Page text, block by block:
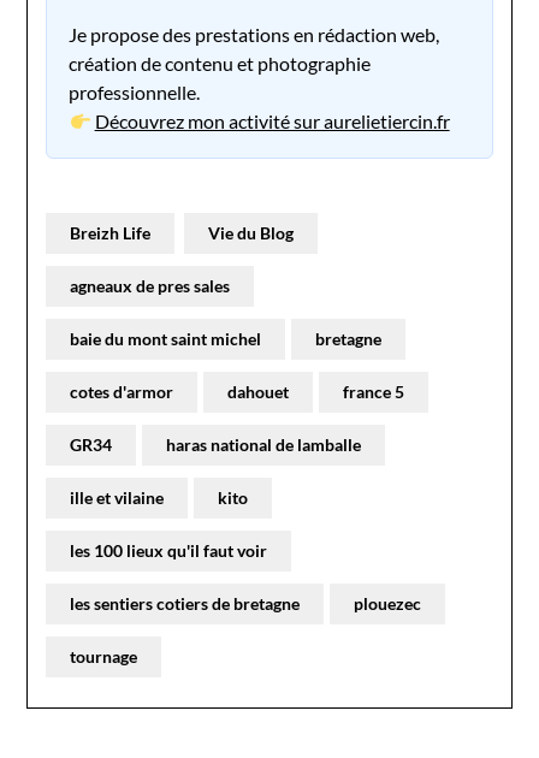
Je propose des prestations en rédaction web,
création de contenu et photographie
professionnelle.
Découvrez mon activité sur aurelietiercin.fr
Breizh Life Vie du Blog
agneaux de pres sales
baie du mont saint michel bretagne
cotes d'armor dahouet france 5
GR34 haras national de lamballe
ille et vilaine kito
les 100 lieux qu'il faut voir
les sentiers cotiers de bretagne plouezec
tournage